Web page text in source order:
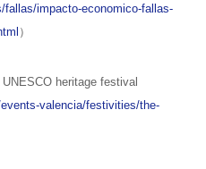
impacto-economico-fallas-
）
heritage festival
valencia/festivities/the-